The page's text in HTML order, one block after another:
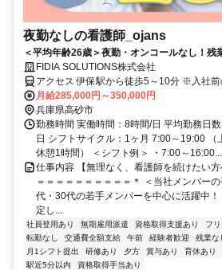
夜勤なしの看護師_ojans
＜平均年齢26歳＞夜勤・オンコールなし！残
～・昇給年2回・賞与年2回★初年度は賞与年
ンバーが中心に活躍中！当社正社員として安
FIDIA SOLUTIONS株式会社
アクセス 伊保駅から徒歩5～10分 ※入社
決定致します。
月給285,000円～350,000円
兵庫県高砂市
勤務時間 実働時間：8時間/日 平均勤務日
日 シフトサイクル：1ヶ月 7:00～19:00 （
休憩1時間） ＜シフト例＞ ・7:00～16:00...
仕事内容 【無理なく、看護師を続けたい
＝＝＝＝＝＝＝＝＝＝＊ ＜当社メンバー
代・30代の若手メンバーを中心に活躍中
定し...
社員登用あり 無期雇用派遣 資格取得支援あり フ
転勤なし
交通費全額支給 午前 経験者歓迎 残業な
月1シフト提出
研修あり 夕方 賞与あり 育休あり
駅近5分以内
資格取得手当あり